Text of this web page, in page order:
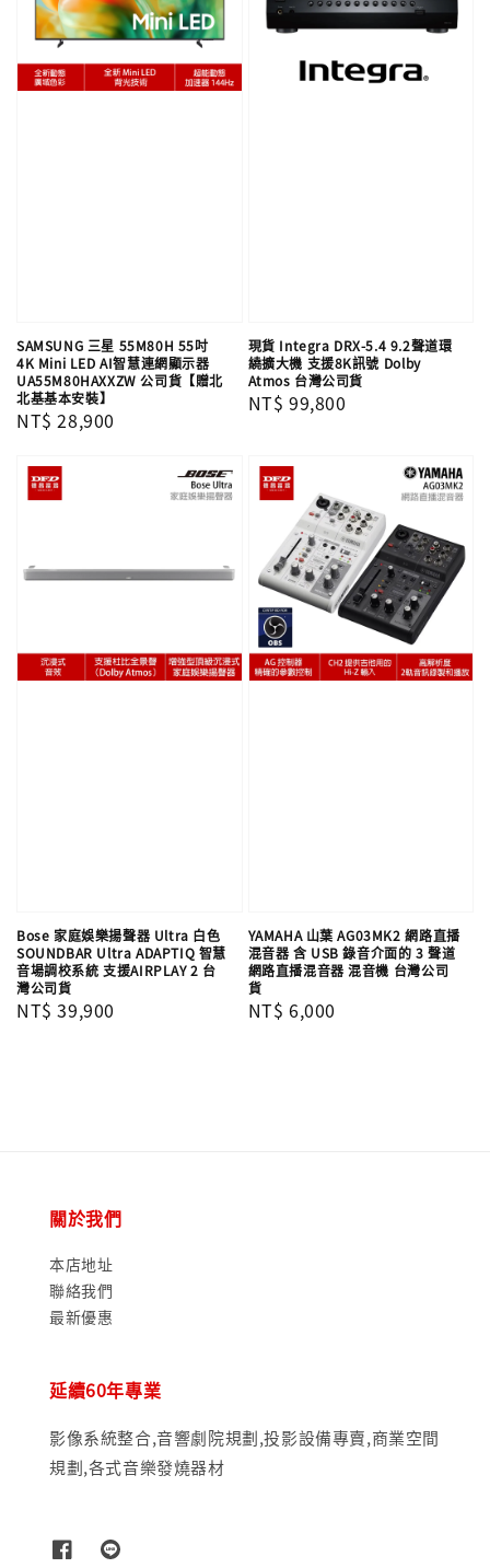
SAMSUNG 三星 55M80H 55吋
4K Mini LED AI智慧連網顯示器
UA55M80HAXXZW 公司貨【贈北
北基基本安裝】
Regular
NT$ 28,900
現貨 Integra DRX-5.4 9.2聲道環
繞擴大機 支援8K訊號 Dolby
Atmos 台灣公司貨
Regular
NT$ 99,800
Bose 家庭娛樂揚聲器 Ultra 白色
SOUNDBAR Ultra ADAPTIQ 智慧
音場調校系統 支援AIRPLAY 2 台
灣公司貨
Regular
NT$ 39,900
YAMAHA 山葉 AG03MK2 網路直播
混音器 含 USB 錄音介面的 3 聲道
網路直播混音器 混音機 台灣公司
貨
Regular
NT$ 6,000
關於我們
本店地址
聯絡我們
最新優惠
延續60年專業
影像系統整合,音響劇院規劃,投影設備專賣,商業空間
規劃,各式音樂發燒器材